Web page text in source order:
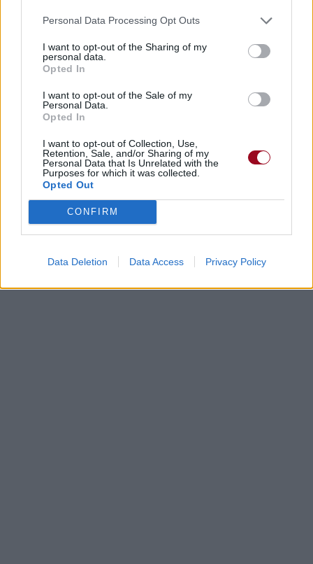
Personal Data Processing Opt Outs
I want to opt-out of the Sharing of my
personal data.
Opted In
I want to opt-out of the Sale of my
Personal Data.
Opted In
I want to opt-out of Collection, Use,
Retention, Sale, and/or Sharing of my
Personal Data that Is Unrelated with the
Purposes for which it was collected.
Opted Out
CONFIRM
Data Deletion Data Access Privacy Policy
Paroles + Traduction Téléchargement
Vidéos
Commentaires
Voir la vidéo de «The Age Of
Mystic Ice»
Paroles + Traduction
Commentaires